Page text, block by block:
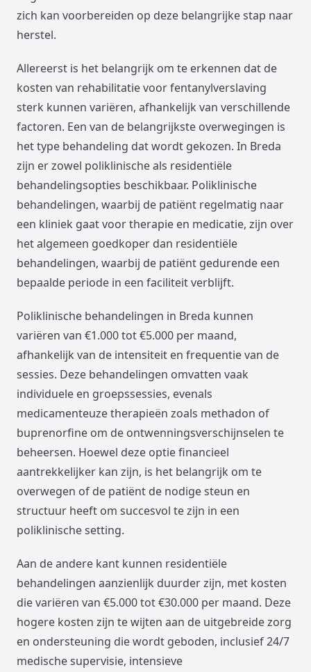
zich kan voorbereiden op deze belangrijke stap naar
herstel.
Allereerst is het belangrijk om te erkennen dat de
kosten van rehabilitatie voor fentanylverslaving
sterk kunnen variëren, afhankelijk van verschillende
factoren. Een van de belangrijkste overwegingen is
het type behandeling dat wordt gekozen. In Breda
zijn er zowel poliklinische als residentiële
behandelingsopties beschikbaar. Poliklinische
behandelingen, waarbij de patiënt regelmatig naar
een kliniek gaat voor therapie en medicatie, zijn over
het algemeen goedkoper dan residentiële
behandelingen, waarbij de patiënt gedurende een
bepaalde periode in een faciliteit verblijft.
Poliklinische behandelingen in Breda kunnen
variëren van €1.000 tot €5.000 per maand,
afhankelijk van de intensiteit en frequentie van de
sessies. Deze behandelingen omvatten vaak
individuele en groepssessies, evenals
medicamenteuze therapieën zoals methadon of
buprenorfine om de ontwenningsverschijnselen te
beheersen. Hoewel deze optie financieel
aantrekkelijker kan zijn, is het belangrijk om te
overwegen of de patiënt de nodige steun en
structuur heeft om succesvol te zijn in een
poliklinische setting.
Aan de andere kant kunnen residentiële
behandelingen aanzienlijk duurder zijn, met kosten
die variëren van €5.000 tot €30.000 per maand. Deze
hogere kosten zijn te wijten aan de uitgebreide zorg
en ondersteuning die wordt geboden, inclusief 24/7
medische supervisie, intensieve